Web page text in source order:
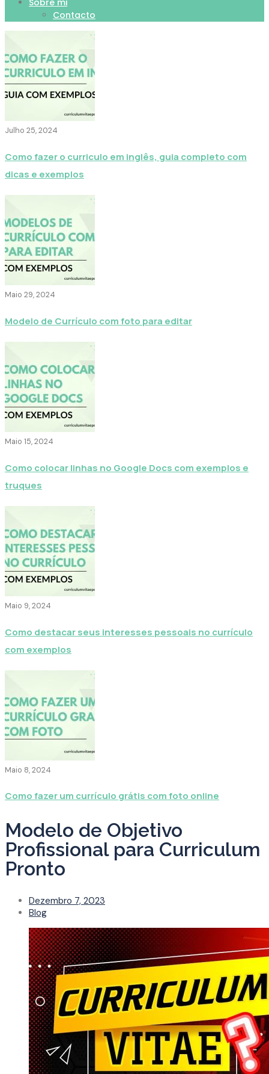
Sobre mi
Contacto
Julho 25, 2024
Como fazer o curriculo em inglês, guia completo com
dicas e exemplos
Maio 29, 2024
Modelo de Currículo com foto para editar
Maio 15, 2024
Como colocar linhas no Google Docs com exemplos e
truques
Maio 9, 2024
Como destacar seus interesses pessoais no currículo
com exemplos
Maio 8, 2024
Como fazer um currículo grátis com foto online
Modelo de Objetivo
Profissional para Curriculum
Pronto
Dezembro 7, 2023
Blog